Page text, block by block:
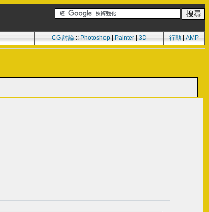
CG 討論:: Photoshop| Painter| 3D 行動 AMP